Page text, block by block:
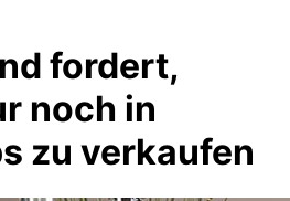
fordert,
noch in
zu verkaufen